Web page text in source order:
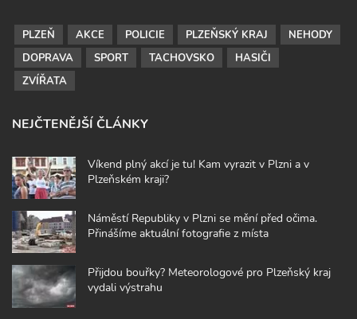
PLZEŇ AKCE POLICIE PLZEŇSKÝ KRAJ
NEHODY
DOPRAVA
SPORT TACHOVSKO
HASIČI
ZVÍŘATA
NEJČTENĚJŠÍ ČLÁNKY
Víkend plný akcí je tu! Kam vyrazit v Plzni a v
Plzeňském kraji?
Náměstí Republiky v Plzni se mění před očima.
Přinášíme aktuální fotografie z místa
Přijdou bouřky? Meteorologové pro Plzeňský kraj
vydali výstrahu